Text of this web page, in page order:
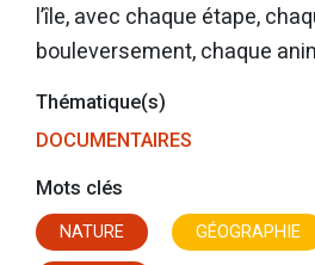
l’île, avec chaque étape,
bouleversement, chaque
Thématique(s)
DOCUMENTAIRES
Mots clés
NATURE GÉOGRAPHIE